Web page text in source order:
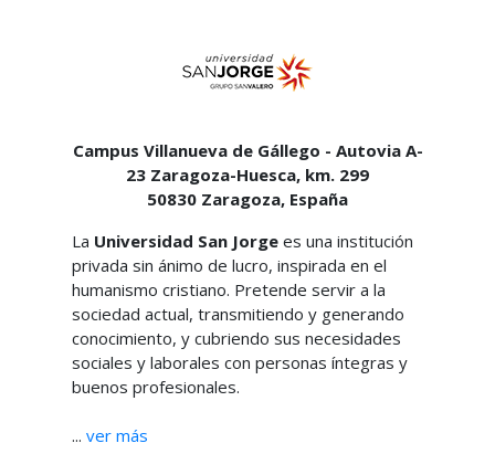
Campus Villanueva de Gállego - Autovia A-
23 Zaragoza-Huesca, km. 299
50830 Zaragoza, España
La Universidad San Jorge es una institución
privada sin ánimo de lucro, inspirada en el
humanismo cristiano. Pretende servir a la
sociedad actual, transmitiendo y generando
conocimiento, y cubriendo sus necesidades
sociales y laborales con personas íntegras y
buenos profesionales.
... ver más